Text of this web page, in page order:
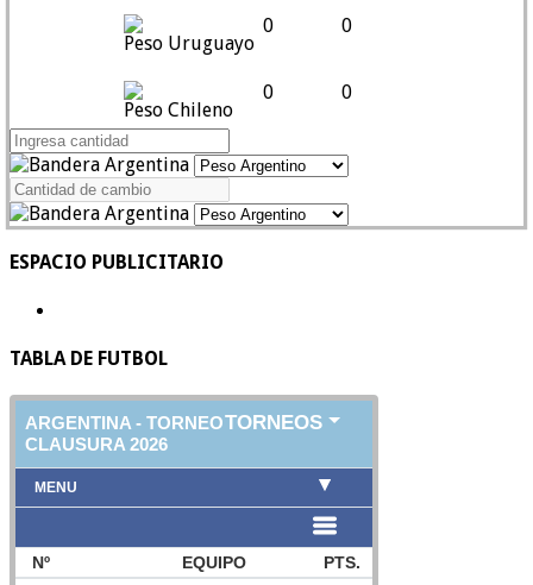
Peso Uruguayo
0 0
Peso Chileno
0 0
ESPACIO PUBLICITARIO
TABLA DE FUTBOL